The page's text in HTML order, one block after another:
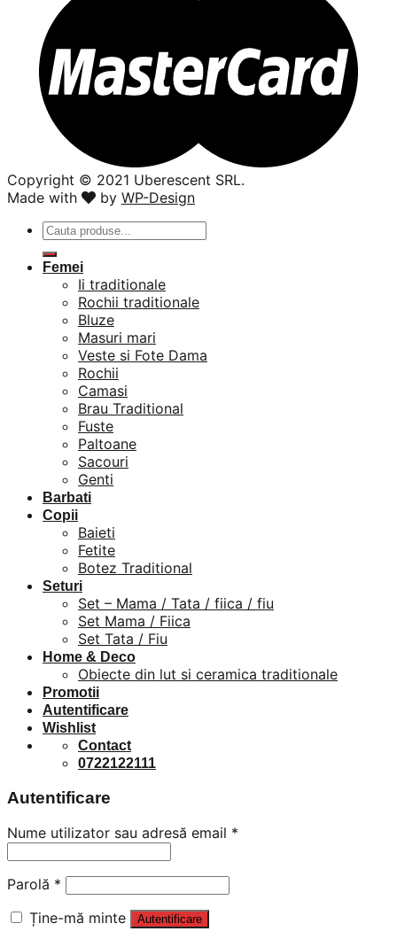
Copyright ©️ 2021 Uberescent SRL.
Made with
by WP-Design
Caută
după:
Femei
Ii traditionale
Rochii traditionale
Bluze
Masuri mari
Veste si Fote Dama
Rochii
Camasi
Brau Traditional
Fuste
Paltoane
Sacouri
Genti
Barbati
Copii
Baieti
Fetite
Botez Traditional
Seturi
Set – Mama / Tata / fiica / fiu
Set Mama / Fiica
Set Tata / Fiu
Home & Deco
Obiecte din lut si ceramica traditionale
Promotii
Autentificare
Wishlist
Contact
0722122111
Autentificare
Nume utilizator sau adresă email *
Parolă *
Ține-mă minte
Autentificare